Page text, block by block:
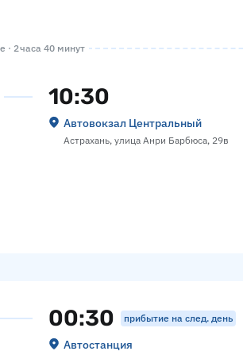
· 2 часа 40 минут
10:30
Автовокзал Центральный
Астрахань, улица Анри Барбюса, 29в
00:30 прибытие на след. день
Автостанция